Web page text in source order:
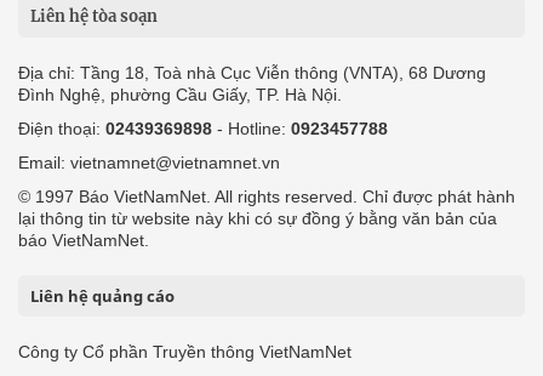
Liên hệ tòa soạn
Địa chỉ: Tầng 18, Toà nhà Cục Viễn thông (VNTA), 68 Dương
Đình Nghệ, phường Cầu Giấy, TP. Hà Nội.
Điện thoại: 02439369898 - Hotline: 0923457788
Email: vietnamnet@vietnamnet.vn
© 1997 Báo VietNamNet. All rights reserved. Chỉ được phát hành
lại thông tin từ website này khi có sự đồng ý bằng văn bản của
báo VietNamNet.
Liên hệ quảng cáo
Công ty Cổ phần Truyền thông VietNamNet